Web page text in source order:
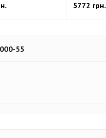
5772 грн.
55